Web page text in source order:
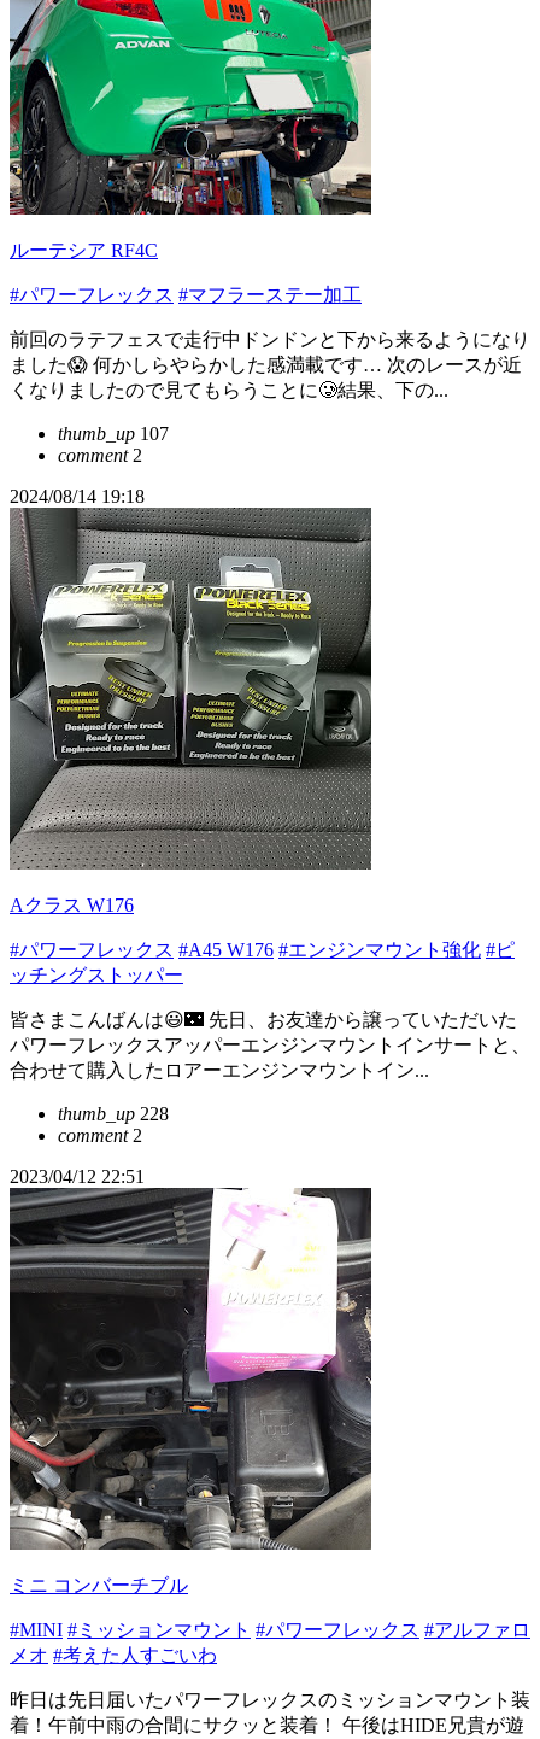
ルーテシア RF4C
#パワーフレックス #マフラーステー加工
前回のラテフェスで走行中ドンドンと下から来るようになり
ました😱 何かしらやらかした感満載です… 次のレースが近
くなりましたので見てもらうことに🥲結果、下の...
thumb_up 107
comment2
2024/08/14 19:18
Aクラス W176
#パワーフレックス #A45 W176 #エンジンマウント強化 #ピ
ッチングストッパー
皆さまこんばんは😃🌃 先日、お友達から譲っていただいた
パワーフレックスアッパーエンジンマウントインサートと、
合わせて購入したロアーエンジンマウントイン...
thumb_up 228
comment2
2023/04/12 22:51
ミニ コンバーチブル
#MINI #ミッションマウント #パワーフレックス #アルファロ
メオ #考えた人すごいわ
昨日は先日届いたパワーフレックスのミッションマウント装
着！午前中雨の合間にサクッと装着！ 午後はHIDE兄貴が遊